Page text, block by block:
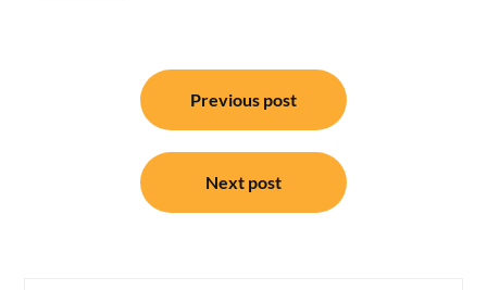
Previous post
Next post